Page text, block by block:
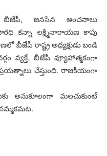
బీజేపీ, జ‌న‌సేన అంచ‌నాలు
క‌న్నా ల‌క్ష్మినారాయ‌ణ కాపు
బీజేపీ రాష్ట్ర అధ్య‌క్షుడు బండి
వ్య‌క్తే. బీజేపీ వ్యూహాత్మ‌కంగా
చేస్తుంది. రాజ‌కీయంగా
అనుకూలంగా మల‌చుకుంటే